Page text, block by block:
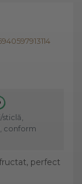
conform
perfect